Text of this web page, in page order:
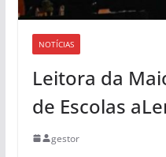
NOTÍCIAS
Leitora da
de Escolas
gestor